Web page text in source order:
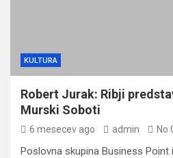
KULTURA
Robert Jurak: Ribji
Murski Soboti
6 mesecev ago admin No
Poslovna skupina Business Point